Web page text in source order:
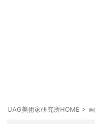
UAG美術家研究所HOME >